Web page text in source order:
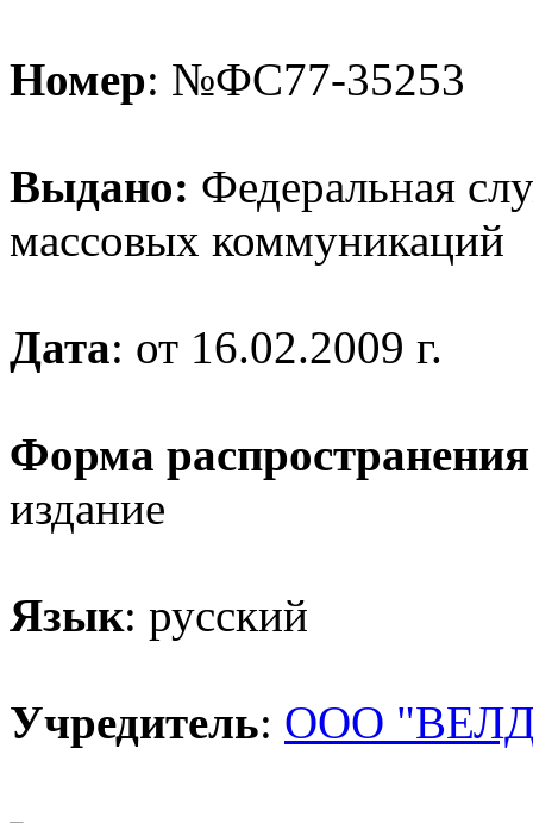
Номер: №ФС77-35253
Выдано: Федеральная
массовых коммуникаций
Дата: от 16.02.2009 г.
Форма распространения
издание
Язык: русский
Учредитель: ООО